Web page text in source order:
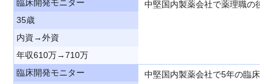
臨床開発モニター
中堅国内製薬会社で薬理職の後
35歳
内資→外資
年収610万→710万
臨床開発モニター
中堅国内製薬会社で5年の臨床